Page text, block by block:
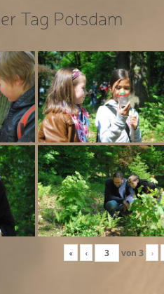
Tag Potsdam
« ‹ von 3 ›